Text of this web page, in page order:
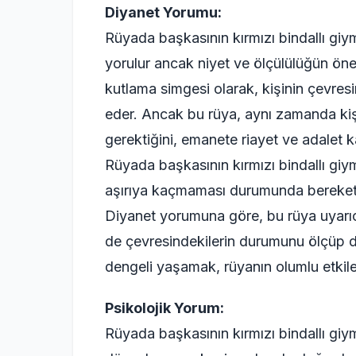
Diyanet Yorumu:
Rüyada başkasının kırmızı bindallı
yorulur ancak niyet ve ölçülülüğün
kutlama simgesi olarak, kişinin
eder. Ancak bu rüya, aynı zamanda
gerektiğini, emanete riayet ve adalet
Rüyada başkasının kırmızı bindallı
aşırıya kaçmaması durumunda
Diyanet yorumuna göre, bu rüya
de çevresindekilerin durumunu ölçüp
dengeli yaşamak, rüyanın olumlu
Psikolojik Yorum:
Rüyada başkasının kırmızı bindallı